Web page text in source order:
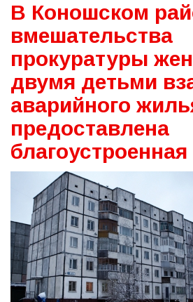
В Коношском
вмешательства
прокуратуры
двумя детьми
аварийного
предоставлена